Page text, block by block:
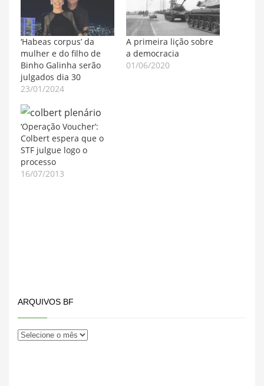
‘Habeas corpus’ da
mulher e do filho de
Binho Galinha serão
julgados dia 30
23/01/2024
A primeira lição sobre
a democracia
01/06/2020
‘Operação Voucher’:
Colbert espera que o
STF julgue logo o
processo
16/07/2013
ARQUIVOS BF